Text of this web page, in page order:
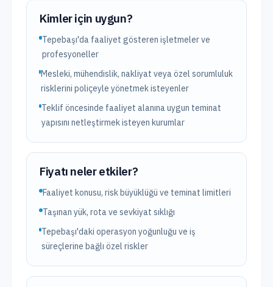
Kimler için uygun?
Tepebaşı'da faaliyet gösteren işletmeler ve
profesyoneller
Mesleki, mühendislik, nakliyat veya özel sorumluluk
risklerini poliçeyle yönetmek isteyenler
Teklif öncesinde faaliyet alanına uygun teminat
yapısını netleştirmek isteyen kurumlar
Fiyatı neler etkiler?
Faaliyet konusu, risk büyüklüğü ve teminat limitleri
Taşınan yük, rota ve sevkiyat sıklığı
Tepebaşı'daki operasyon yoğunluğu ve iş
süreçlerine bağlı özel riskler